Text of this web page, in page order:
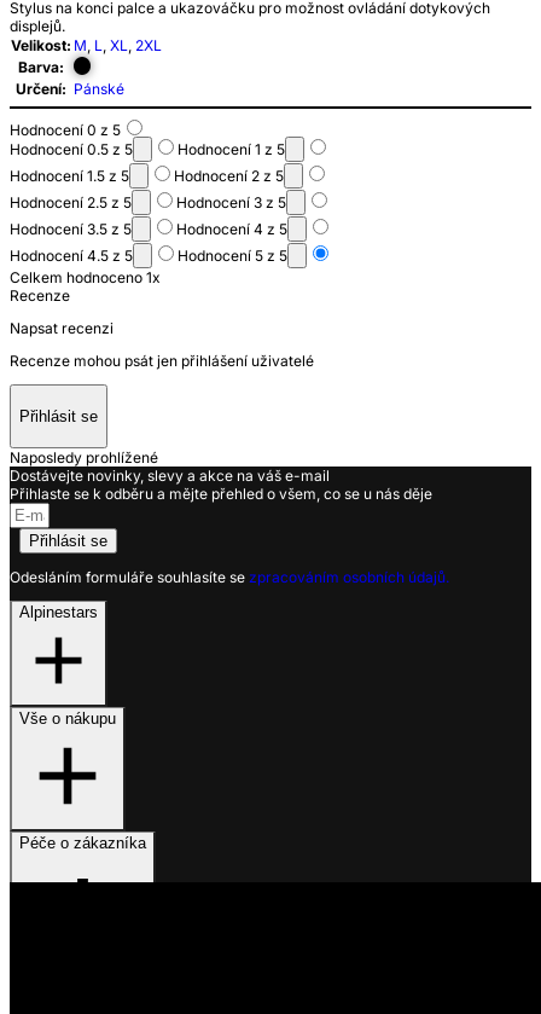
Stylus na konci palce a ukazováčku pro možnost ovládání dotykových
displejů.
Velikost: M, L, XL, 2XL
Barva:
Určení: Pánské
Hodnocení 0 z 5
Hodnocení 0.5 z 5
Hodnocení 1 z 5
Hodnocení 1.5 z 5
Hodnocení 2 z 5
Hodnocení 2.5 z 5
Hodnocení 3 z 5
Hodnocení 3.5 z 5
Hodnocení 4 z 5
Hodnocení 4.5 z 5
Hodnocení 5 z 5
Celkem hodnoceno 1x
Recenze
Napsat recenzi
Recenze mohou psát jen přihlášení uživatelé
Přihlásit se
Naposledy prohlížené
Dostávejte novinky, slevy a akce na váš e-mail
Přihlaste se k odběru a mějte přehled o všem, co se u nás děje
Přihlásit se
Odesláním formuláře souhlasíte se zpracováním osobních údajů.
Alpinestars
Vše o nákupu
Péče o zákazníka